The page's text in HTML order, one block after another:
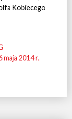
Kobiecego
maja 2014 r.